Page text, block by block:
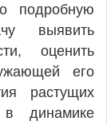
подробную
выявить
оценить
его
растущих
динамике